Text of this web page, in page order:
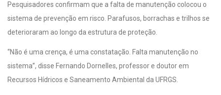
Pesquisadores confirmam que a falta de manutenção colocou o
sistema de prevenção em risco. Parafusos, borrachas e trilhos se
deterioraram ao longo da estrutura de proteção.
“Não é uma crença, é uma constatação. Falta manutenção no
sistema”, disse Fernando Dornelles, professor e doutor em
Recursos Hídricos e Saneamento Ambiental da UFRGS.